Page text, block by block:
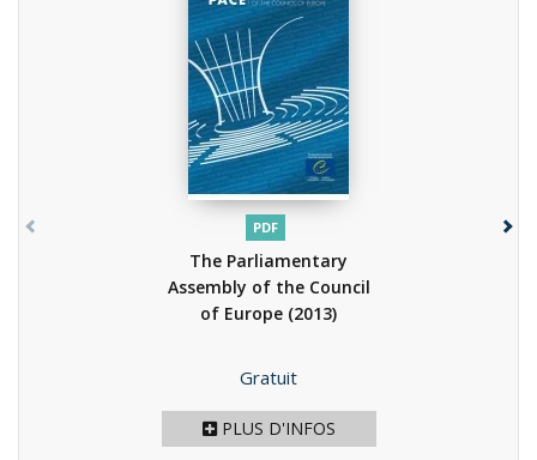
PDF
The Parliamentary
Assembly of the Council
of Europe (2013)
Prix
Gratuit
PLUS D'INFOS